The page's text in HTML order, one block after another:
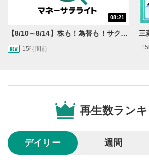
再生位置を示しています。再生したい
するとその位置から動画が再生されま
スライダーを上下すると音量が調整で
全画面表示
動画が全画面で表示されます。再度ク
のサイズに戻ります。
08:21
【8/10～8/14】株も！為替も！サクッと！来週のマーケット見通し＜Next View＞
15時間前
再生数ラン
デイリー 週間